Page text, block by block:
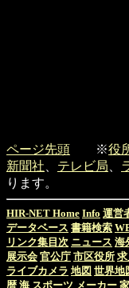
ページ先頭 ※役
新聞社
テレビ局
ります。
HIR-NET Home Info 運営
データベース 書籍検索
リンク集目次 ニュース 海
展示会 官公庁 市区役所 求
ライブカメラ 地図 世界地
暦 海 スポーツ メーカー